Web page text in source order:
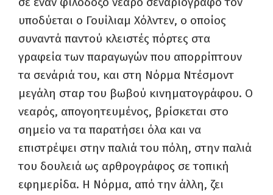
υποδύεται ο Γουίλιαμ Χόλντεν, ο οποίος
συναντά παντού κλειστές πόρτες στα
γραφεία των παραγωγών που απορρίπτουν
τα σενάριά του, και στη Νόρμα Ντέσμοντ
μεγάλη σταρ του βωβού κινηματογράφου. Ο
νεαρός, απογοητευμένος, βρίσκεται στο
σημείο να τα παρατήσει όλα και να
επιστρέψει στην παλιά του πόλη, στην παλιά
του δουλειά ως αρθρογράφος σε τοπική
εφημερίδα. Η Νόρμα, από την άλλη, ζει